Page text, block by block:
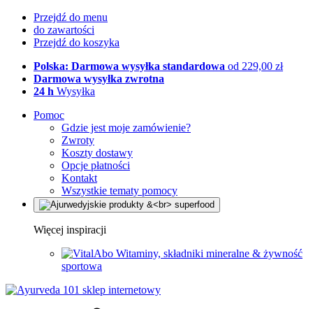
Przejdź do menu
do zawartości
Przejdź do koszyka
Polska: Darmowa wysyłka standardowa od 229,00 zł
Darmowa wysyłka zwrotna
24 h Wysyłka
Pomoc
Gdzie jest moje zamówienie?
Zwroty
Koszty dostawy
Opcje płatności
Kontakt
Wszystkie tematy pomocy
Więcej inspiracji
Witaminy, składniki mineralne & żywność
sportowa